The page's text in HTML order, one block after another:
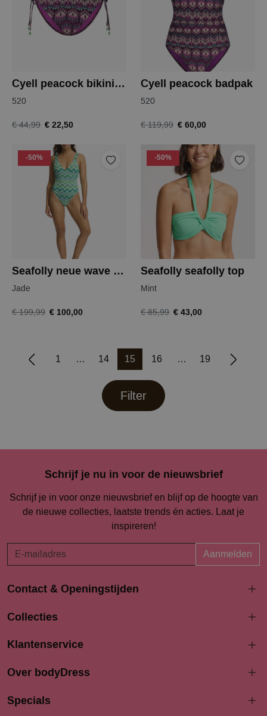
Cyell peacock bikinislip
520
€ 44,99 € 22,50
Cyell peacock badpak
520
€ 119,99 € 60,00
-50%
Seafolly neue wave badpak
Jade
€ 199,99 € 100,00
-50%
Seafolly seafolly top
Mint
€ 85,99 € 43,00
1 14 15 16 19
Filter
Schrijf je nu in voor de nieuwsbrief
Schrijf je in voor onze nieuwsbrief en blijf op de hoogte van
de nieuwe collecties, laatste trends én acties. Laat je
inspireren!
Aanmelden
Contact & Openingstijden
Langestraat 94-96
033 4690704
Openingstijden
Maandag 13:00 - 17:30
Collecties
Klantenservice
Over bodyDress
Specials